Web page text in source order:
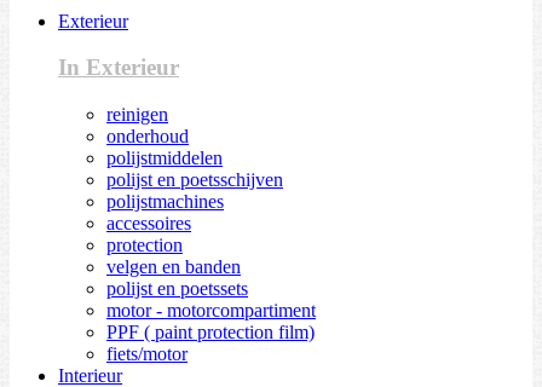
Exterieur
In Exterieur
reinigen
onderhoud
polijstmiddelen
polijst en poetsschijven
polijstmachines
accessoires
protection
velgen en banden
polijst en poetssets
motor - motorcompartiment
PPF ( paint protection film)
fiets/motor
Interieur